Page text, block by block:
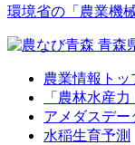
環境省の「農業機
農業情報トッ
「農林水産
アメダスデー
水稲生育予測